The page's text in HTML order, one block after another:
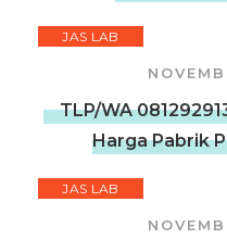
JAS LAB
TLP/WA
Harga Pabrik
JAS LAB